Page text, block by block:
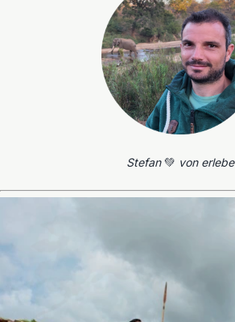
Stefan💚 von erlebe